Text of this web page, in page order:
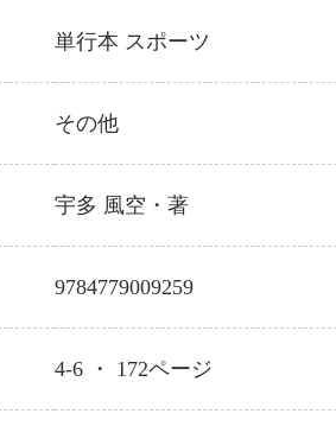
単行本 スポーツ
その他
宇多 風空 ・著
9784779009259
4-6 ・ 172ページ